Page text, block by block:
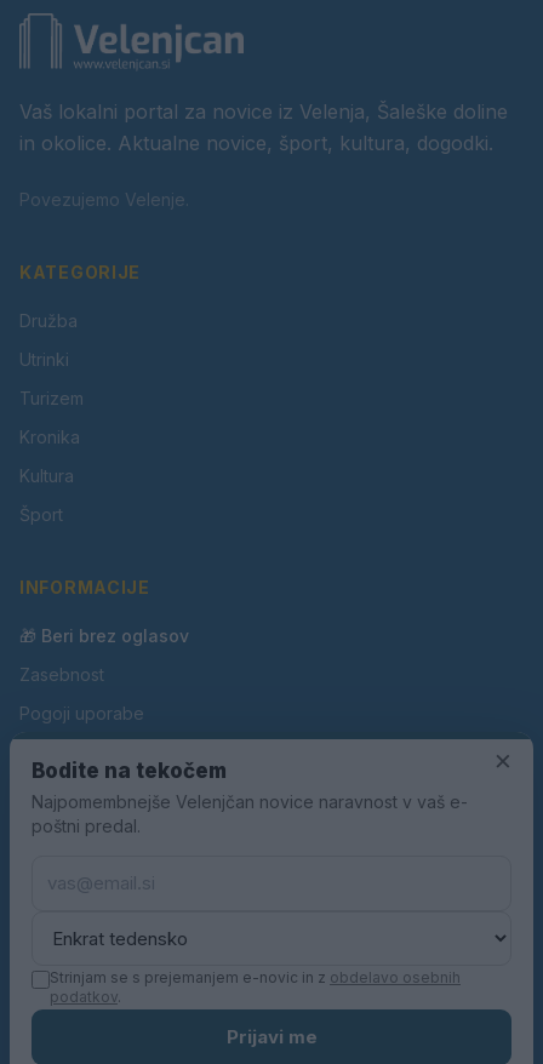
Vaš lokalni portal za novice iz Velenja, Šaleške doline
in okolice. Aktualne novice, šport, kultura, dogodki.
Povezujemo Velenje.
KATEGORIJE
Družba
Utrinki
Turizem
Kronika
Kultura
Šport
INFORMACIJE
🎁 Beri brez oglasov
Zasebnost
Pogoji uporabe
Oglaševanje
Kontakt
KN MEDIA d.o.o.
×
Bodite na tekočem
Najpomembnejše Velenjčan novice naravnost v vaš e-
poštni predal.
Strinjam se s prejemanjem e-novic in z obdelavo osebnih
podatkov.
Prijavi me